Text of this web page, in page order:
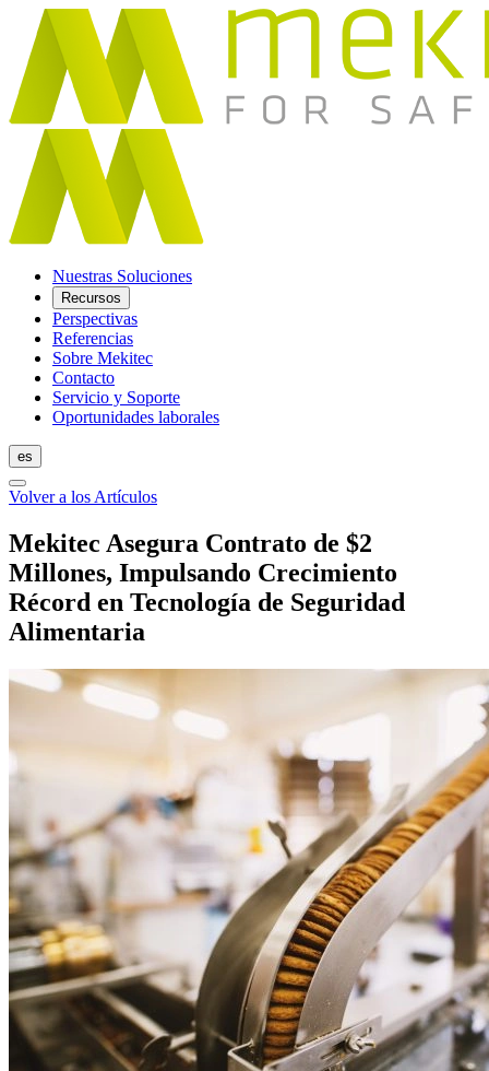
Nuestras Soluciones
Recursos
Perspectivas
Referencias
Sobre Mekitec
Contacto
Servicio y Soporte
Oportunidades laborales
es
Volver a los Artículos
Mekitec Asegura Contrato de $2
Millones, Impulsando Crecimiento
Récord en Tecnología de Seguridad
Alimentaria